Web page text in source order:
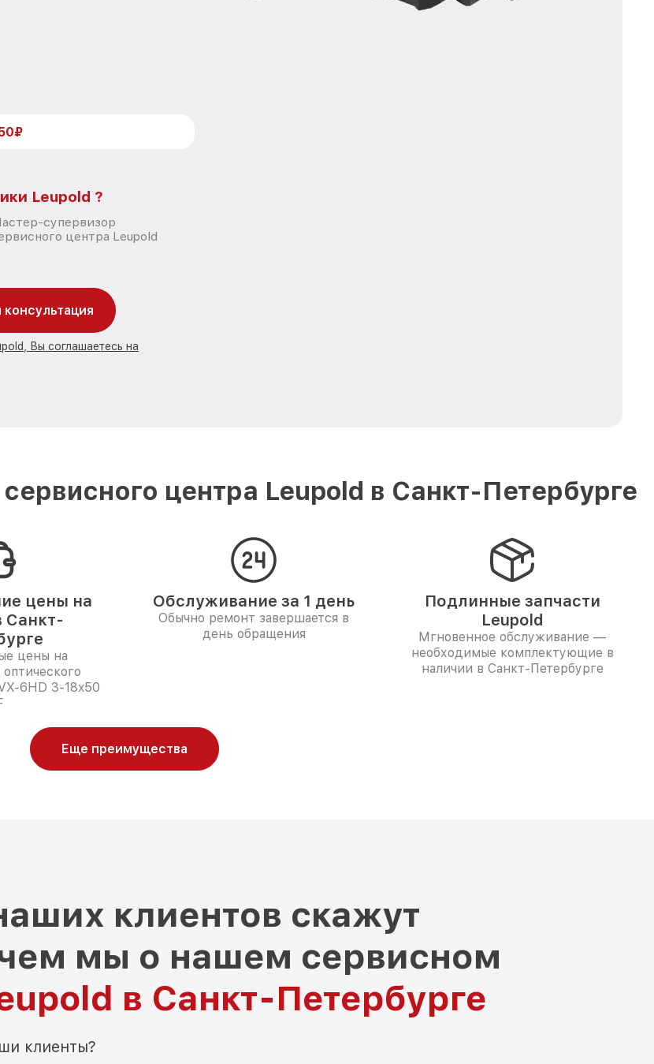
Leupold ?
супервизор
центра Leupold
консультация
Вы соглашаетесь на
центра Leupold в Санкт-Петербурге
цены на
Санкт-
цены на
6HD 3-18x50
Обслуживание за 1 день
Обычно ремонт завершается в
день обращения
Подлинные запчасти
Leupold
Мгновенное обслуживание —
необходимые комплектующие в
наличии в Санкт-Петербурге
Еще преимущества
клиентов скажут
мы о нашем сервисном
в Санкт-Петербурге
клиенты?